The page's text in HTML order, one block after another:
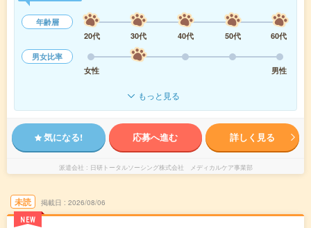
年齢層
20代
30代 40代 50代
60代
男女比率
女性
男性
もっと見る
気になる! 応募へ進む 詳しく見る
派遣会社 日研トータルソーシング株式会社 メディカルケア事業部
未読
NEW
掲載日 2026/08/06